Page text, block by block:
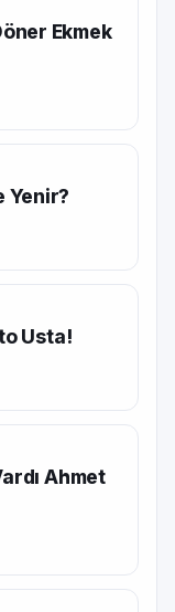
Ekmek
Yenir?
Usta!
Ahmet